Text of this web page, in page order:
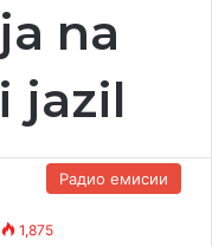
na
jazil
Радио емисии
1,875